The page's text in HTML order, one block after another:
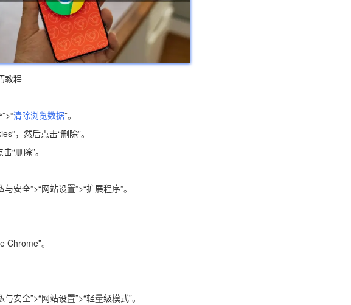
教程
清除浏览数据”。
，然后点击“删除”。
“删除”。
安全”>“网站设置”>“扩展程序”。
。
安全”>“网站设置”>“轻量级模式”。